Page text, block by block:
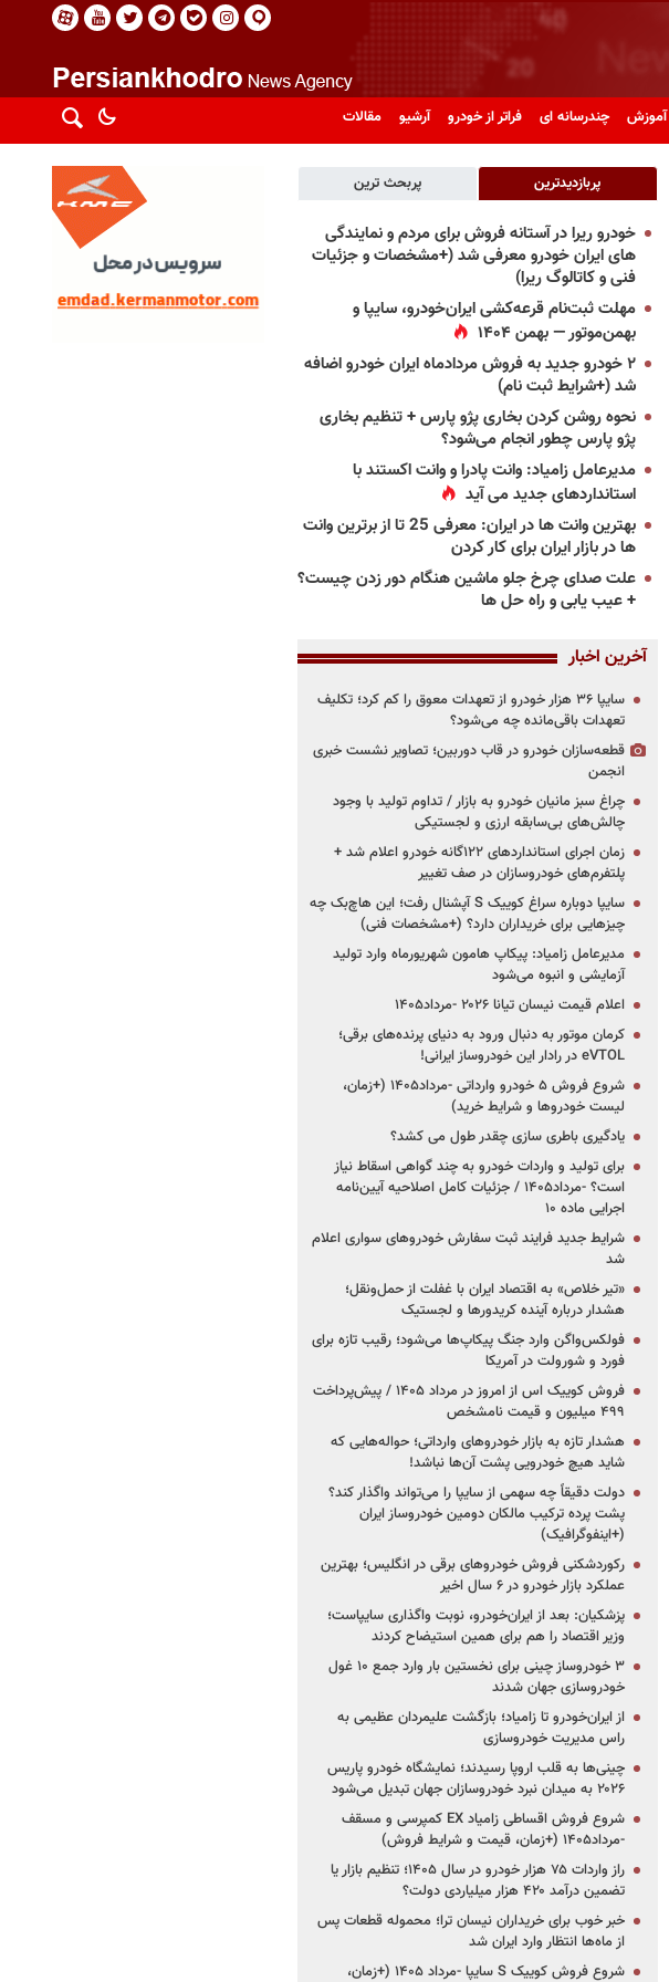
آموزش چندرسانه ای فراتر از خودرو آرشیو مقالات
پربازدیدترین پربحث ترین
خودرو ریرا در آستانه فروش برای مردم و نمایندگی
های ایران خودرو معرفی شد (+مشخصات و جزئیات
فنی و کاتالوگ ریرا)
مهلت ثبت‌نام قرعه‌کشی ایران‌خودرو، سایپا و
بهمن‌موتور — بهمن ۱۴۰۴
۲ خودرو جدید به فروش مردادماه ایران خودرو اضافه
شد (+شرایط ثبت نام)
نحوه روشن کردن بخاری پژو پارس + تنظیم بخاری
پژو پارس چطور انجام می‌شود؟
مدیرعامل زامیاد: وانت پادرا و وانت اکستند با
استانداردهای جدید می آید
بهترین وانت ها در ایران: معرفی 25 تا از برترین وانت
ها در بازار ایران برای کار کردن
علت صدای چرخ جلو ماشین هنگام دور زدن چیست؟
+ عیب یابی و راه حل ها
آخرین اخبار
سایپا ۳۶ هزار خودرو از تعهدات معوق را کم کرد؛ تکلیف
تعهدات باقی‌مانده چه می‌شود؟
قطعه‌سازان خودرو در قاب دوربین؛ تصاویر نشست خبری
انجمن
چراغ سبز مانیان خودرو به بازار / تداوم تولید با وجود
چالش‌های بی‌سابقه ارزی و لجستیکی
زمان اجرای استانداردهای ۱۲۲گانه خودرو اعلام شد +
پلتفرم‌های خودروسازان در صف تغییر
سایپا دوباره سراغ کوییک S آپشنال رفت؛ این هاچ‌بک چه
چیزهایی برای خریداران دارد؟ (+مشخصات فنی)
مدیرعامل زامیاد: پیکاپ هامون شهریورماه وارد تولید
آزمایشی و انبوه می‌شود
اعلام قیمت نیسان تیانا ۲۰۲۶ -مرداد۱۴۰۵
کرمان موتور به دنبال ورود به دنیای پرنده‌های برقی؛
eVTOL در رادار این خودروساز ایرانی!
شروع فروش ۵ خودرو وارداتی -مرداد۱۴۰۵ (+زمان،
لیست خودروها و شرایط خرید)
یادگیری باطری سازی چقدر طول می کشد؟
برای تولید و واردات خودرو به چند گواهی اسقاط نیاز
است؟ -مرداد۱۴۰۵ / جزئیات کامل اصلاحیه آیین‌نامه
اجرایی ماده ۱۰
شرایط جدید فرایند ثبت سفارش خودروهای سواری اعلام
شد
«تیر خلاص» به اقتصاد ایران با غفلت از حمل‌ونقل؛
هشدار درباره آینده کریدورها و لجستیک
فولکس‌واگن وارد جنگ پیکاپ‌ها می‌شود؛ رقیب تازه برای
فورد و شورولت در آمریکا
فروش کوییک اس از امروز در مرداد ۱۴۰۵ / پیش‌پرداخت
۴۹۹ میلیون و قیمت نامشخص
هشدار تازه به بازار خودروهای وارداتی؛ حواله‌هایی که
شاید هیچ خودرویی پشت آن‌ها نباشد!
دولت دقیقاً چه سهمی از سایپا را می‌تواند واگذار کند؟
پشت پرده ترکیب مالکان دومین خودروساز ایران
(+اینفوگرافیک)
رکوردشکنی فروش خودروهای برقی در انگلیس؛ بهترین
عملکرد بازار خودرو در ۶ سال اخیر
پزشکیان: بعد از ایران‌خودرو، نوبت واگذاری سایپاست؛
وزیر اقتصاد را هم برای همین استیضاح کردند
۳ خودروساز چینی برای نخستین بار وارد جمع ۱۰ غول
خودروسازی جهان شدند
از ایران‌خودرو تا زامیاد؛ بازگشت علیمردان عظیمی به
راس مدیریت خودروسازی
چینی‌ها به قلب اروپا رسیدند؛ نمایشگاه خودرو پاریس
۲۰۲۶ به میدان نبرد خودروسازان جهان تبدیل می‌شود
شروع فروش اقساطی زامیاد EX کمپرسی و مسقف
-مرداد۱۴۰۵ (+زمان، قیمت و شرایط فروش)
راز واردات ۷۵ هزار خودرو در سال ۱۴۰۵؛ تنظیم بازار یا
تضمین درآمد ۴۲۰ هزار میلیاردی دولت؟
خبر خوب برای خریداران نیسان ترا؛ محموله قطعات پس
از ماه‌ها انتظار وارد ایران شد
شروع فروش کوییک S سایپا -مرداد ۱۴۰۵ (+زمان،